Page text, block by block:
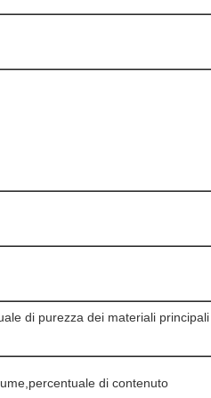
di purezza dei materiali
di contenuto